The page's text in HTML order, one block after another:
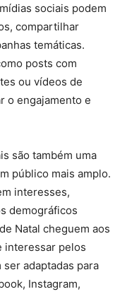
sociais podem
compartilhar
temáticas.
posts com
ou vídeos de
o engajamento e
são também uma
público mais amplo.
interesses,
demográficos
Natal cheguem aos
interessar pelos
adaptadas para
Instagram,